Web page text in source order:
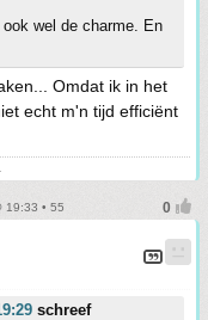
wel de charme. En
Omdat ik in het
echt m'n tijd efficiënt
19:33 • 55
schreef